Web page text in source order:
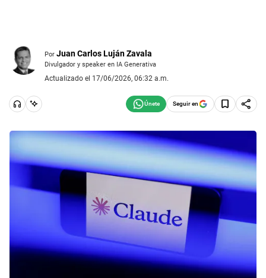
Por Juan Carlos Luján Zavala
Divulgador y speaker en IA Generativa
Actualizado el 17/06/2026, 06:32 a.m.
Seguir en